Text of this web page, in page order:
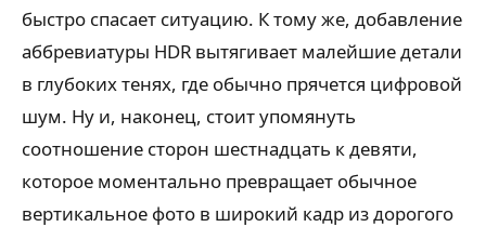
быстро спасает ситуацию. К тому же, добавление
аббревиатуры HDR вытягивает малейшие детали
в глубоких тенях, где обычно прячется цифровой
шум. Ну и, наконец, стоит упомянуть
соотношение сторон шестнадцать к девяти,
которое моментально превращает обычное
вертикальное фото в широкий кадр из дорогого